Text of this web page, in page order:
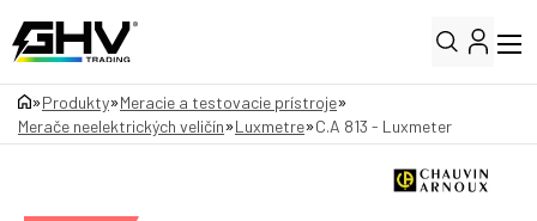
»Produkty»Meracie a testovacie prístroje»
Merače neelektrických veličín»Luxmetre»C.A 813 - Luxmeter